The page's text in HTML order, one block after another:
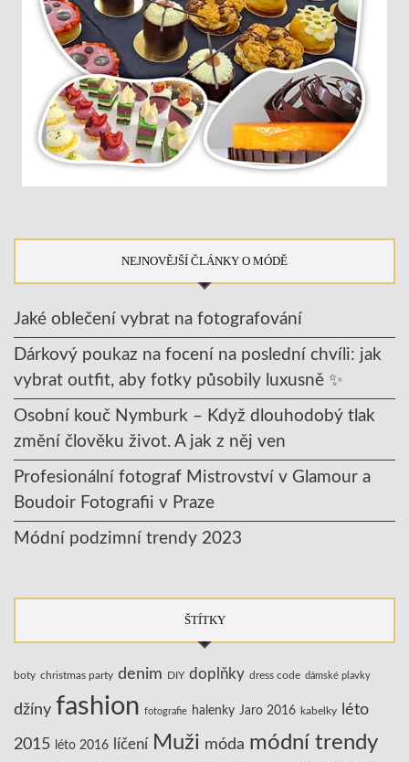
NEJNOVĚJŠÍ ČLÁNKY O MÓDĚ
Jaké oblečení vybrat na fotografování
Dárkový poukaz na focení na poslední chvíli: jak
vybrat outfit, aby fotky působily luxusně ✨
Osobní kouč Nymburk – Když dlouhodobý tlak
změní člověku život. A jak z něj ven
Profesionální fotograf Mistrovství v Glamour a
Boudoir Fotografii v Praze
Módní podzimní trendy 2023
ŠTÍTKY
boty christmas party denim DIY doplňky dress code dámské plavky
džíny fashion fotografie halenky Jaro 2016 kabelky léto
2015 léto 2016 líčení Muži móda módní trendy